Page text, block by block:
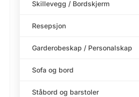
Skillevegg / Bordskjerm
Resepsjon
Garderobeskap / Personalskap
Sofa og bord
Ståbord og barstoler